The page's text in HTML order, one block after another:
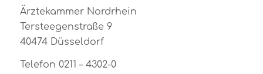
Ärztekammer Nordrhein
Tersteegenstraße 9
40474 Düsseldorf
Telefon 0211 – 4302-0